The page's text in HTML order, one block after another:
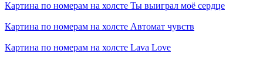
Картина по номерам на холсте Ты выиграл моё сердце
Картина по номерам на холсте Автомат чувств
Картина по номерам на холсте Lava Love